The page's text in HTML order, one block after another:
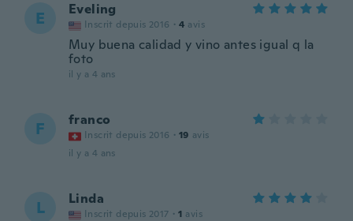
E Eveling
Inscrit depuis 2016 · 4 avis
Muy buena calidad y vino antes igual q la
foto
il y a 4 ans
F franco
Inscrit depuis 2016 · 19 avis
il y a 4 ans
L Linda
Inscrit depuis 2017 · 1 avis